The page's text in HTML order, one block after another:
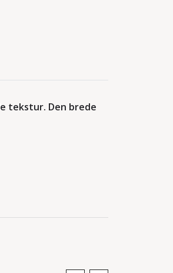
tekstur. Den brede